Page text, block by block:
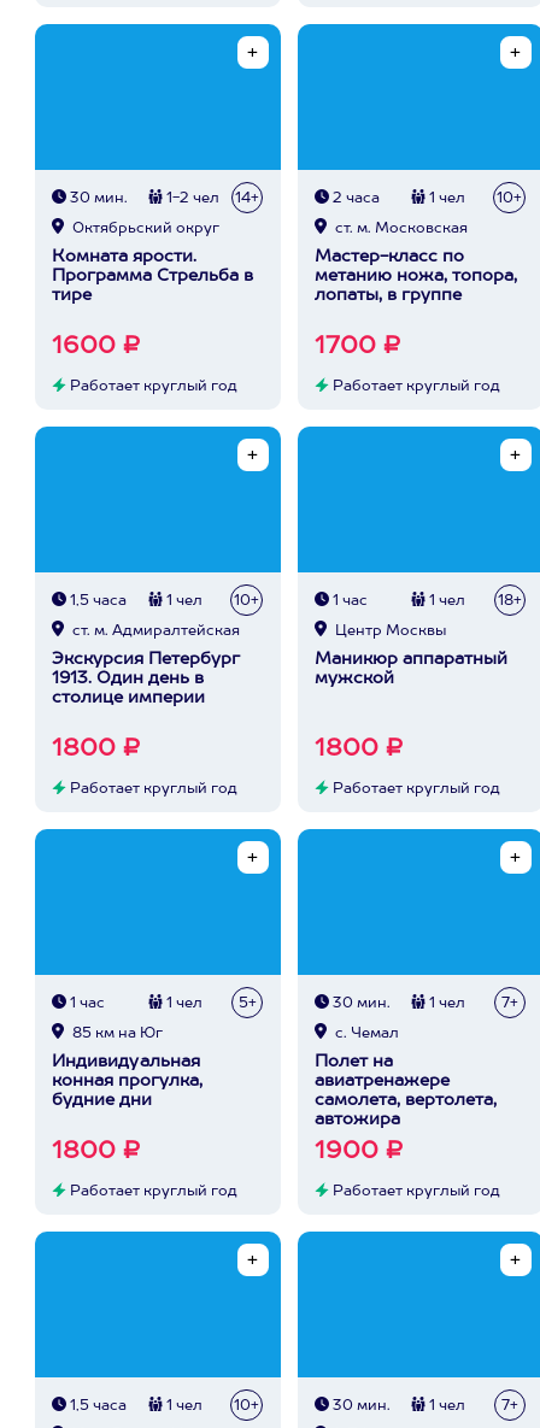
30 мин. 1-2 чел 14+
Октябрьский округ
Комната ярости.
Программа Стрельба в
тире
1600 ₽
Работает круглый год
2 часа 1 чел 10+
ст. м. Московская
Мастер-класс по
метанию ножа, топора,
лопаты, в группе
1700 ₽
Работает круглый год
1,5 часа 1 чел 10+
ст. м. Адмиралтейская
Экскурсия Петербург
1913. Один день в
столице империи
1800 ₽
Работает круглый год
1 час 1 чел 18+
Центр Москвы
Маникюр аппаратный
мужской
1800 ₽
Работает круглый год
1 час 1 чел 5+
85 км на Юг
Индивидуальная
конная прогулка,
будние дни
1800 ₽
Работает круглый год
30 мин. 1 чел 7+
с. Чемал
Полет на
авиатренажере
самолета, вертолета,
автожира
1900 ₽
Работает круглый год
1,5 часа 1 чел 10+ 30 мин. 1 чел 7+